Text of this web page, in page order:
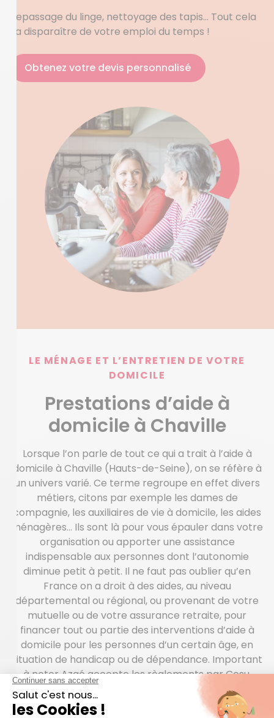
Repassage du linge, nettoyage des tapis… Tout cela
va disparaître de votre emploi du temps !
Obtenez votre devis personnalisé
LE MÉNAGE ET L’ENTRETIEN DE VOTRE
DOMICILE
Prestations d’aide à
domicile à Chaville
Lorsque l’on parle de tout ce qui a trait à l’aide à
domicile à Chaville (Hauts-de-Seine), on se réfère à
un univers varié. Ce terme regroupe en effet divers
métiers, citons par exemple les dames de
compagnie, les auxiliaires de vie à domicile, les aides
ménagères… Ils sont là pour vous épauler dans votre
organisation ou apporter une assistance
indispensable aux personnes dont l’autonomie
diminue petit à petit. Il ne faut pas oublier qu’en
France on a droit à des aides, au niveau
départemental ou régional, ou provenant de votre
mutuelle ou de votre assurance retraite, pour
financer tout ou partie des interventions d’aide à
domicile pour les personnes d’un certain âge, en
situation de handicap ou de dépendance. Important
à noter Azaé accepte les règlements par Cesu.